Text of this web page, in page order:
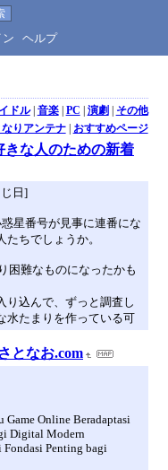
ン ヘルプ
ドル| 音楽| PC | 演劇 | その他
なりアンテナ| おすすめページ
きな人のための新着
日]
星番号が見事に連番にな
ちでしょうか。
困難なものになったかも
り込んで、ずっと調査し
水たまりを作っている可
となお.com
Online Beradaptasi
Digital Modern
Penting bagi